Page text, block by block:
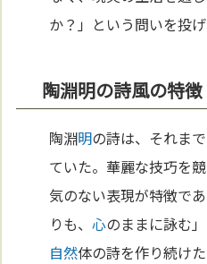
か？」という問いを投げ
陶淵明の詩風の特徴
陶淵明の詩は、それま
ていた。華麗な技巧を
気のない表現が特徴で
りも、心のままに詠む
自然体の詩を作り続け